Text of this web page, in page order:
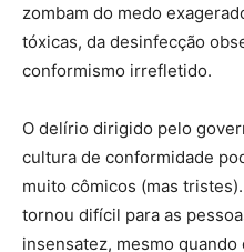
zombam do medo
tóxicas, da desinfecção
conformismo irrefletido.
O delírio dirigido pelo
cultura de conformidade
muito cômicos (mas
tornou difícil para as
insensatez, mesmo